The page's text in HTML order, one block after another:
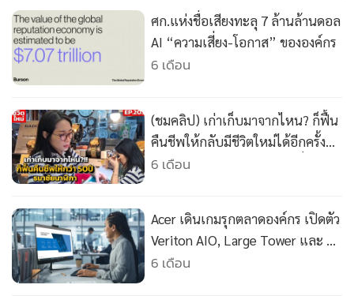
• Motoring
• เกม
• วิทยาศาสตร์
• SMEs
• หุ้น
• อินโดจีน
• กองทุนรวม
• Celeb Online
• Factcheck
• ญี่ปุ่น
• News1
• Gotomanager
ศก.แห่งชื่อเสียงทะลุ 7 ล้านล้านดอล
AI “ความเสี่ยง-โอกาส” ขององค์กร
6 เดือน
(ชมคลิป) เก่าเก็บมาจากไหน? ก็ฟื้น
คืนชีพให้กลับมีชีวิตใหม่ได้อีกครั้ง
“ธนาชัยนาฬิกา” กว่า 50 ปีที่อยู่คู่มา
6 เดือน
Acer เดินเกมรุกตลาดองค์กร เปิดตัว
Veriton AIO, Large Tower และ AI
Mini Workstation ตอบโจทย์ธุรกิจ
6 เดือน